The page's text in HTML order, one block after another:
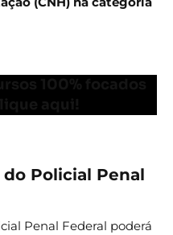
Policial Penal
Penal Federal poderá